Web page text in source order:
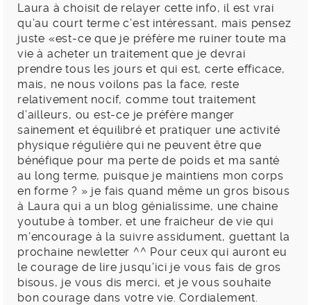
Laura à choisit de relayer cette info, il est vrai
qu’au court terme c’est intéressant, mais pensez
juste «est-ce que je préfère me ruiner toute ma
vie à acheter un traitement que je devrai
prendre tous les jours et qui est, certe efficace,
mais, ne nous voilons pas la face, reste
relativement nocif, comme tout traitement
d’ailleurs, ou est-ce je préfère manger
sainement et équilibré et pratiquer une activité
physique régulière qui ne peuvent être que
bénéfique pour ma perte de poids et ma santé
au long terme, puisque je maintiens mon corps
en forme ? » je fais quand même un gros bisous
à Laura qui a un blog génialissime, une chaine
youtube à tomber, et une fraicheur de vie qui
m’encourage à la suivre assidument, guettant la
prochaine newletter ^^ Pour ceux qui auront eu
le courage de lire jusqu’ici je vous fais de gros
bisous, je vous dis merci, et je vous souhaite
bon courage dans votre vie. Cordialement.